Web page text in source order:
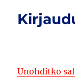
Unohditko